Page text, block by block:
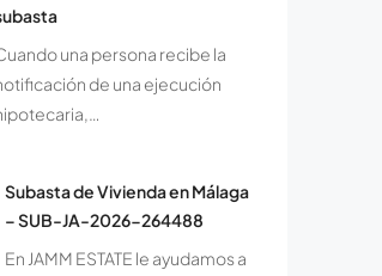
una persona recibe la
de una ejecución
Subasta de Vivienda en Málaga
– SUB-JA-2026-264488
En JAMM ESTATE le ayudamos a